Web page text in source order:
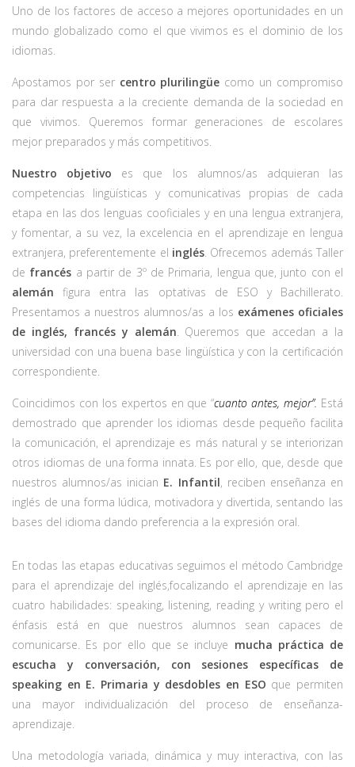
Uno de los factores de acceso a mejores oportunidades en un
mundo globalizado como el que vivimos es el dominio de los
idiomas.
Apostamos por ser centro plurilingüe como un compromiso
para dar respuesta a la creciente demanda de la sociedad en
que vivimos. Queremos formar generaciones de escolares
mejor preparados y más competitivos.
Nuestro objetivo es que los alumnos/as adquieran las
competencias lingüísticas y comunicativas propias de cada
etapa en las dos lenguas cooficiales y en una lengua extranjera,
y fomentar, a su vez, la excelencia en el aprendizaje en lengua
extranjera, preferentemente el inglés. Ofrecemos además Taller
de francés a partir de 3º de Primaria, lengua que, junto con el
alemánfigura entra las optativas de ESO y Bachillerato.
Presentamos a nuestros alumnos/as a los exámenes oficiales
de inglés, francés y alemán. Queremos que accedan a la
universidad con una buena base lingüística y con la certificación
correspondiente.
Coincidimos con los expertos en que “cuanto antes, mejor”. Está
demostrado que aprender los idiomas desde pequeño facilita
la comunicación, el aprendizaje es más natural y se interiorizan
otros idiomas de una forma innata. Es por ello, que, desde que
nuestros alumnos/as inician E. Infantil, reciben enseñanza en
inglés de una forma lúdica, motivadora y divertida, sentando las
bases del idioma dando preferencia a la expresión oral.
En todas las etapas educativas seguimos el método Cambridge
para el aprendizaje del inglés,focalizando el aprendizaje en las
cuatro habilidades: speaking, listening, reading y writing pero el
énfasis está en que nuestros alumnos sean capaces de
comunicarse. Es por ello que se incluye mucha práctica de
escucha y conversación, con sesiones específicas de
speaking en E. Primaria y desdobles en ESO que permiten
una mayor individualización del proceso de enseñanza-
aprendizaje.
Una metodología variada, dinámica y muy interactiva, con las